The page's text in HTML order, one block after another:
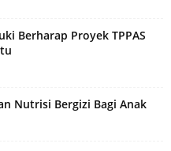
Berharap Proyek TPPAS
Nutrisi Bergizi Bagi Anak